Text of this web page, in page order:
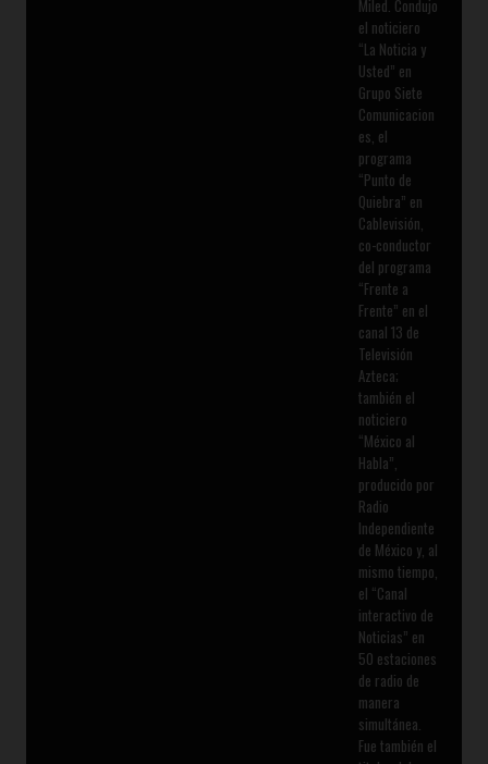
Miled. Condujo
el noticiero
“La Noticia y
Usted” en
Grupo Siete
Comunicacion
es, el
programa
“Punto de
Quiebra” en
Cablevisión,
co-conductor
del programa
“Frente a
Frente” en el
canal 13 de
Televisión
Azteca;
también el
noticiero
“México al
Habla”,
producido por
Radio
Independiente
de México y, al
mismo tiempo,
el “Canal
interactivo de
Noticias” en
50 estaciones
de radio de
manera
simultánea.
Fue también el